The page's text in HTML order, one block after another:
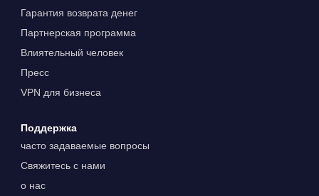
Гарантия возврата денег
Партнерская программа
Влиятельный человек
Пресс
VPN для бизнеса
Поддержка
часто задаваемые вопросы
Свяжитесь с нами
о нас